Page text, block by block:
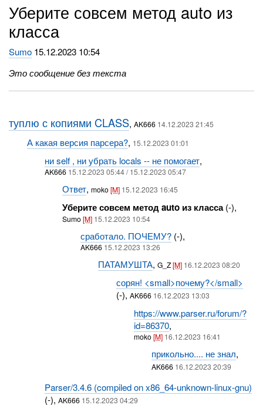
Уберите совсем метод auto из
класса
Sumo 15.12.2023 10:54
Это сообщение без текста
туплю с копиями CLASS,AK666 14.12.2023 21:45
А какая версия парсера?, 15.12.2023 01:01
ни self , ни убрать locals -- не помогает,
AK666 15.12.2023 05:44 / 15.12.2023 05:47
Ответ,moko[M] 15.12.2023 16:45
Уберите совсем метод auto из класса(-),
Sumo[M] 15.12.2023 10:54
сработало. ПОЧЕМУ?(-),
AK666 15.12.2023 13:26
ПАТАМУШТА,G_Z[M] 16.12.2023 08:20
сорян! <small>почему?</small>
(-), AK666 16.12.2023 13:03
https://www.parser.ru/forum/?
id=86370,
moko[M] 16.12.2023 16:41
прикольно.... не знал,
AK666 16.12.2023 20:39
Parser/3.4.6 (compiled on x86_64-unknown-linux-gnu)
(-), AK666 15.12.2023 04:29